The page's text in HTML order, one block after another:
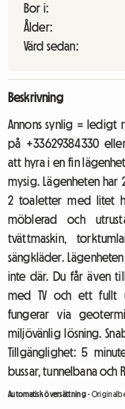
Bor i:
Ålder:
Värd sedan:
Beskrivning
Annons synlig = ledigt
på +33629384330
att hyra i en fin
mysig. Lägenheten
2 toaletter med litet
möblerad och
tvättmaskin,
sängkläder.
inte där. Du får även
med TV och ett fullt
fungerar via
miljövänlig lösning.
Tillgänglighet: 5
bussar, tunnelbana och
Automatisk översättning-